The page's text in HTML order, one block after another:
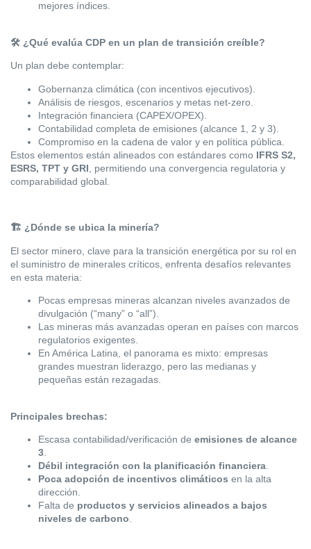
mejores índices.
🛠️ ¿Qué evalúa CDP en un plan de transición creíble?
Un plan debe contemplar:
Gobernanza climática (con incentivos ejecutivos).
Análisis de riesgos, escenarios y metas net-zero.
Integración financiera (CAPEX/OPEX).
Contabilidad completa de emisiones (alcance 1, 2 y 3).
Compromiso en la cadena de valor y en política pública.
Estos elementos están alineados con estándares como IFRS S2,
ESRS, TPT y GRI , permitiendo una convergencia regulatoria y
comparabilidad global.
🏗️ ¿Dónde se ubica la minería?
El sector minero, clave para la transición energética por su rol en
el suministro de minerales críticos, enfrenta desafíos relevantes
en esta materia:
Pocas empresas mineras alcanzan niveles avanzados de
divulgación (“many” o “all”).
Las mineras más avanzadas operan en países con marcos
regulatorios exigentes.
En América Latina, el panorama es mixto: empresas
grandes muestran liderazgo, pero las medianas y
pequeñas están rezagadas.
Principales brechas:
Escasa contabilidad/verificación de emisiones de alcance
3
Débil integración con la planificación financiera
Poca adopción de incentivos climáticos en la alta
dirección.
Falta de productos y servicios alineados a bajos
niveles de carbono